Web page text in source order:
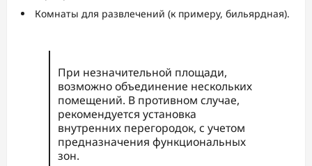
Комнаты для развлечений (к примеру, бильярдная).
При незначительной площади,
возможно объединение нескольких
помещений. В противном случае,
рекомендуется установка
внутренних перегородок, с учетом
предназначения функциональных
зон.